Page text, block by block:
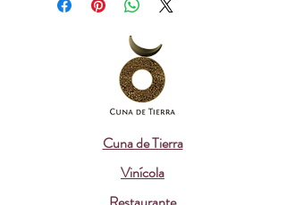
Cuna de Tierra
Vinícola